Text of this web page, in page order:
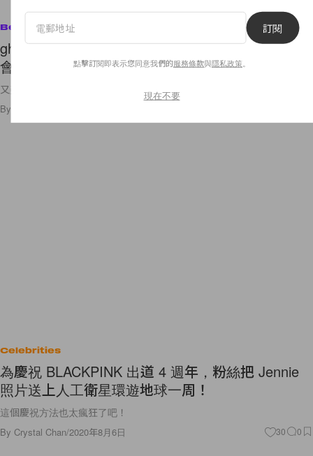
Beauty
ghd 推出限量版系列造型夾和風筒，是女生一看就
會愛上的淡粉紅色！
又美又能幫助人，很值得入手呢！
By
Celebrities
為慶祝 BLACKPINK 出道 4 週年，粉絲把 Jennie
照片送上人工衛星環遊地球一周！
這個慶祝方法也太瘋狂了吧！
By Crystal Chan/2020年8月6日 30 0
訂閱
點擊訂閱即表示您同意我們的服務條款與隱私政策
現在不要